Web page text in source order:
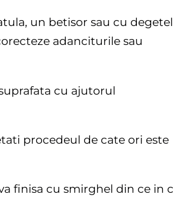
un betisor sau cu
adanciturile sau
cu ajutorul
procedeul de cate ori este
finisa cu smirghel din ce in